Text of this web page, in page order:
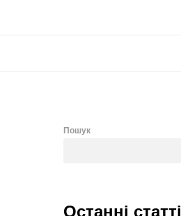
Пошук
Останні статті